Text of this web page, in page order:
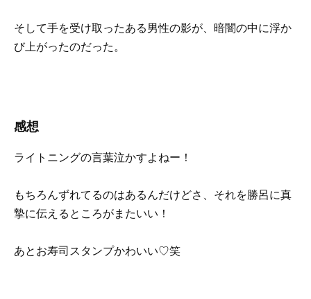
そして手を受け取ったある男性の影が、暗闇の中に浮か
び上がったのだった。
感想
ライトニングの言葉泣かすよねー！
もちろんずれてるのはあるんだけどさ、それを勝呂に真
摯に伝えるところがまたいい！
あとお寿司スタンプかわいい♡笑